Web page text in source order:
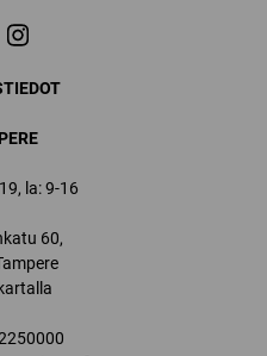
la: 9-16
60,